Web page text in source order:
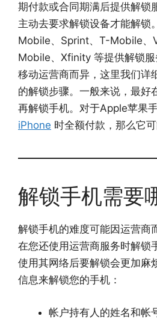
期付款或合同期满后提供解锁
主动去要求解锁设备才能解锁
Mobile、Sprint、T-Mobile、
Mobile、Xfinity 等提供解锁服
移动运营商而异，这里我们详
的解锁步骤。一般来说，最好
再解锁手机。对于Apple苹果
iPhone 时全额付款，那么它可
解锁手机需要
解锁手机的难度可能因运营商
在您还使用运营商服务时解锁
使用其网络后要解锁会更加麻
信息来解锁您的手机：
帐户持有人的姓名和帐